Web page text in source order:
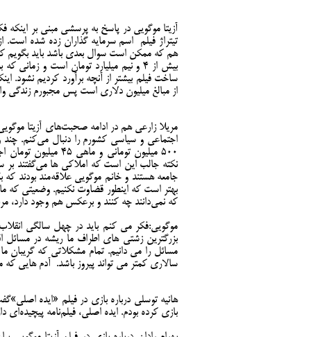
آزیتا موگویی در پاسخ به پرسشی مبنی بر
تیتراژ فیلم اسم سرمایه گذاران زده شده است.
هم که ممکن است سوال بعدی باشد باید بگویم
بیش از 4 و نیم میلیارد تومان است و
ساخت فیلم بیشتر از آنچه برآورد کردیم نشود.
از مبالغ میلیون دلاری است پس مجبورم زندگی
مریلا زارعی هم در ادامه صحبت‌های آزیتا موگویی
اجتماعی و سیاسی کشورم را دنبال می‌کنم. چند
500 میلیون تومانی
نکته جالب این است که املاکی ها می‌گفتند بر
جامعه هستند و خانم موگویی علاقه‌مند بودند
بهتر است که اینطور قضاوت نکنیم. وضعیتی که
که نمی‌دانند چه کنند و برعکس هم وجود دارد،
موگویی:‌فکر می کنم باید در چهل سالگی انقلاب
بزرگترین زشتی های اطراف ما ریشه در مسائل
مسائل را می دانیم. تمام مشکلاتی که گریبان
سالاری کمتر می تواند پیروز باشد. آدم هایی
هانیه توسلی درباره بازی در فیلم «ایده
بازی کرده بودم. ایده اصلی، فیلم‌نامه